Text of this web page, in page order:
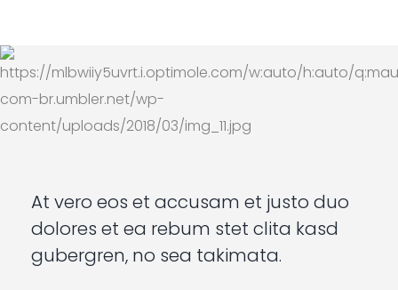
At vero eos et accusam et justo duo
dolores et ea rebum stet clita kasd
gubergren, no sea takimata.